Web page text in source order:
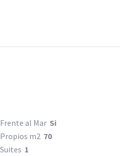
Frente al Mar Si
Propios m2 70
Suites 1